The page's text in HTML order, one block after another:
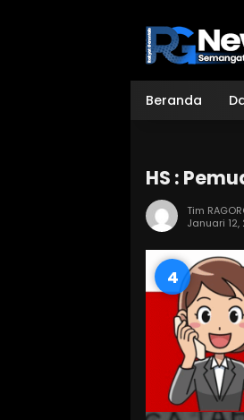
Beranda
HS :
Tim
Januari 12,
3